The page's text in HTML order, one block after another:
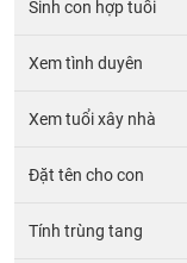
Sinh con hợp tuổi
Xem tình duyên
Xem tuổi xây nhà
Đặt tên cho con
Tính trùng tang